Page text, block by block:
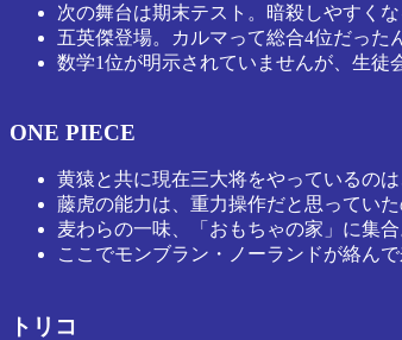
次の舞台は期末テスト。暗殺しやすく
五英傑登場。カルマって総合4位だった
数学1位が明示されていませんが、生徒
ONE PIECE
黄猿と共に現在三大将をやっているの
藤虎の能力は、重力操作だと思ってい
麦わらの一味、「おもちゃの家」に集合
ここでモンブラン・ノーランドが絡ん
トリコ